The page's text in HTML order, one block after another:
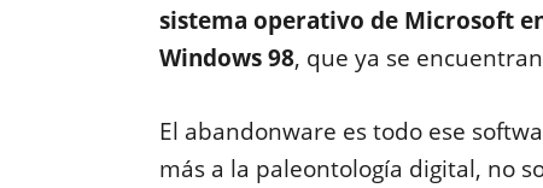
sistema operativo de Microsoft
Windows 98, que ya se
El abandonware es todo ese
más a la paleontología digital, no